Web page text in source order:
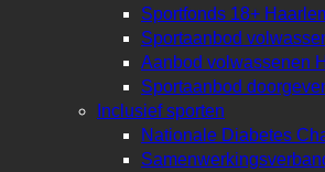
Sportfonds 18+
Sportaanbod
Aanbod volwassenen
Sportaanbod
Inclusief sporten
Nationale Diabetes